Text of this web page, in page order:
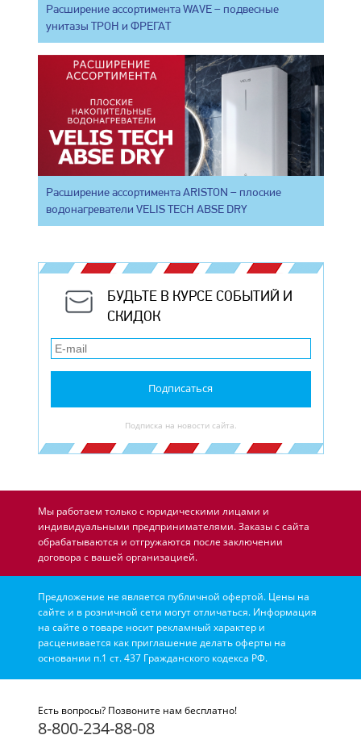
Расширение ассортимента WAVE – подвесные
унитазы ТРОН и ФРЕГАТ
Расширение ассортимента ARISTON – плоские
водонагреватели VELIS TECH ABSE DRY
БУДЬТЕ В КУРСЕ СОБЫТИЙ И
СКИДОК
Подписаться
Подписка на новости сайта.
Мы работаем только с юридическими лицами и
индивидуальными предпринимателями. Заказы с сайта
обрабатываются и отгружаются после заключении
договора с вашей организацией.
Предложение не является публичной офертой. Цены на
сайте и в розничной сети могут отличаться. Информация
на сайте о товаре носит рекламный характер и
расценивается как приглашение делать оферты на
основании п.1 ст. 437 Гражданского кодекса РФ.
Есть вопросы? Позвоните нам бесплатно!
8-800-234-88-08